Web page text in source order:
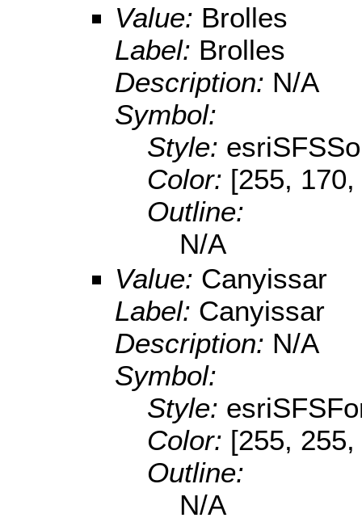
Value: Brolles
Label: Brolles
Description: N/A
Symbol:
Style:
Color: [255,
Outline:
N/A
Value: Canyissar
Label: Canyissar
Description: N/A
Symbol:
Style:
Color: [255,
Outline:
N/A